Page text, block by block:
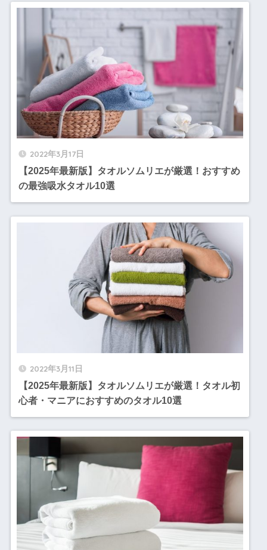
2022年3月17日
【2025年最新版】タオルソムリエが厳選！おすすめ
の最強吸水タオル10選
2022年3月11日
【2025年最新版】タオルソムリエが厳選！タオル初
心者・マニアにおすすめのタオル10選